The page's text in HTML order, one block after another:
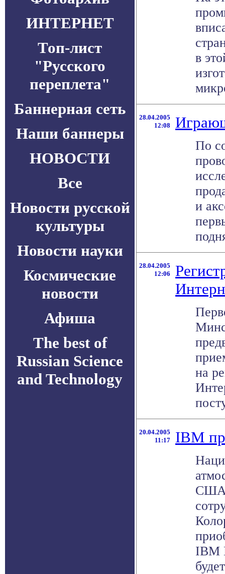
ИНТЕРНЕТ
Топ-лист
"Русского
переплета"
Баннерная сеть
Наши баннеры
НОВОСТИ
Все
Новости русской
культуры
Новости науки
Космические
новости
Афиша
The best of
Russian Science
and Technology
в
28.04.2005
12:08
По
и
28.04.2005
12:06
на
20.04.2005
11:17
IBM
США
IBM